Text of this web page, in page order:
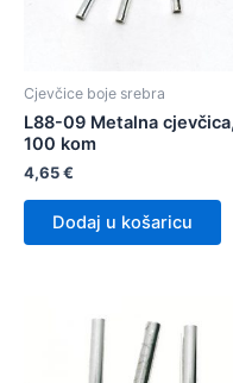
Cjevčice boje srebra
L88-09 Metalna cjevčica,
100 kom
4,65€
Dodaj u košaricu